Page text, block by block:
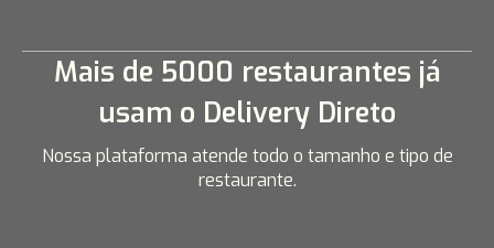
Mais de 5000 restaurantes já
usam o Delivery Direto
Nossa plataforma atende todo o tamanho e tipo de
restaurante.